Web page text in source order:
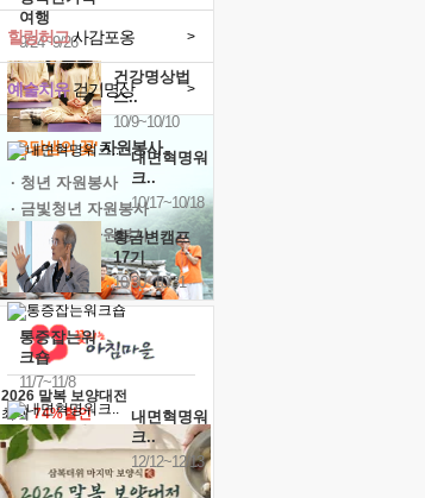
여행
9/24~9/26
건강명상법
스..
10/9~10/10
내면혁명워
크..
10/17~10/18
황금변캠프
17기
10/30~10/31
통증잡는워
크숍
11/7~11/8
내면혁명워
크..
12/12~12/13
예술치유걷기명상 >
힐링허그사감포옹 >
'옹달샘의 꽃'자원봉사
· 청년 자원봉사
· 금빛청년 자원봉사
· 음식연구 자원봉사
2026 말복 보양대전
최대74%할인